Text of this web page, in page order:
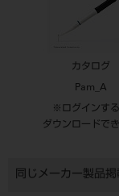
カタログ
Pam_A
※ログインす
ダウンロードで
同じメーカー製品